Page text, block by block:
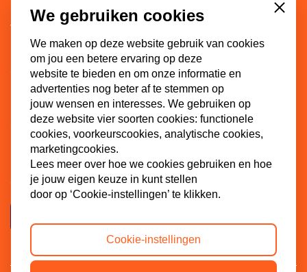
Lid worden
Vacatures
Doneren
Sponsoren
Contact
Dinkel 7
3086 HB Rotterdam
We gebruiken cookies
We maken op deze website gebruik van cookies
om jou een betere ervaring op deze
website te bieden en om onze informatie en
advertenties nog beter af te stemmen op
jouw wensen en interesses. We gebruiken op
deze website vier soorten cookies: functionele
cookies, voorkeurscookies, analytische cookies,
marketingcookies.
Lees meer over hoe we cookies gebruiken en hoe
je jouw eigen keuze in kunt stellen
door op ‘Cookie-instellingen’ te klikken.
Close
Cookie-instellingen